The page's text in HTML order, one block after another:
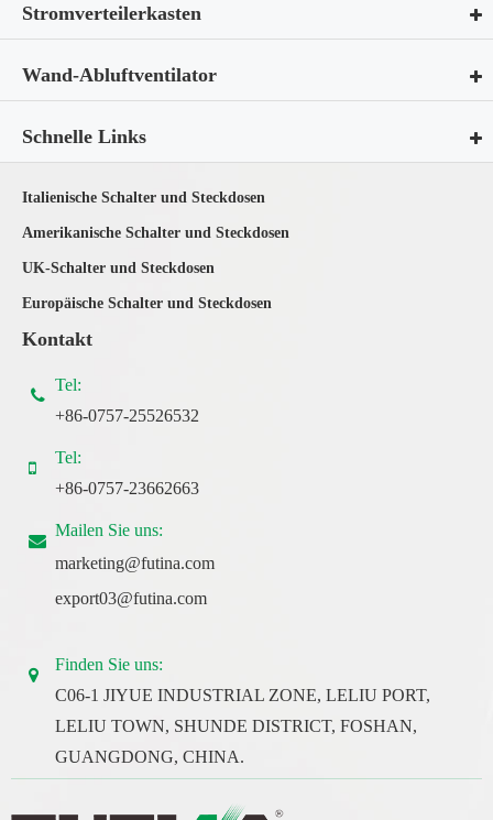
Stromverteilerkasten
Wand-Abluftventilator
Schnelle Links
Italienische Schalter und Steckdosen
Amerikanische Schalter und Steckdosen
UK-Schalter und Steckdosen
Europäische Schalter und Steckdosen
Kontakt
Tel:
+86-0757-25526532
Tel:
+86-0757-23662663
Mailen Sie uns:
marketing@futina.com
export03@futina.com
Finden Sie uns:
C06-1 JIYUE INDUSTRIAL ZONE, LELIU PORT,
LELIU TOWN, SHUNDE DISTRICT, FOSHAN,
GUANGDONG, CHINA.